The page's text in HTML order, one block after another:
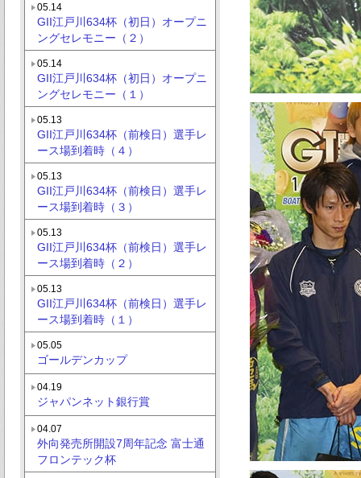
05.14
GII江戸川634杯（初日）オープニ
ングセレモニー（２）
05.14
GII江戸川634杯（初日）オープニ
ングセレモニー（１）
05.13
GII江戸川634杯（前検日）選手レ
ース場到着時（４）
05.13
GII江戸川634杯（前検日）選手レ
ース場到着時（３）
05.13
GII江戸川634杯（前検日）選手レ
ース場到着時（２）
05.13
GII江戸川634杯（前検日）選手レ
ース場到着時（１）
05.05
ゴールデンカップ
04.19
ジャパンネット銀行賞
04.07
外向発売所開設7周年記念 富士通
フロンテック杯